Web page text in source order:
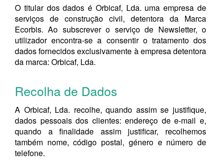
O titular dos dados é Orbicaf, Lda. uma empresa de
serviços de construção civil, detentora da Marca
Ecorbis. Ao subscrever o serviço de Newsletter, o
utilizador encontra-se a consentir o tratamento dos
dados fornecidos exclusivamente à empresa detentora
da marca: Orbicaf, Lda.
Recolha de Dados
A Orbicaf, Lda. recolhe, quando assim se justifique,
dados pessoais dos clientes: endereço de e-mail e,
quando a finalidade assim justificar, recolhemos
também nome, código postal, género e número de
telefone.